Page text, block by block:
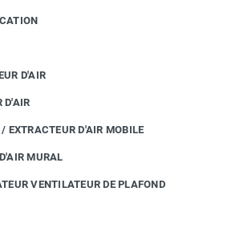
D'AIR
D'AIR
EXTRACTEUR D'AIR MOBILE
MURAL
VENTILATEUR DE PLAFOND